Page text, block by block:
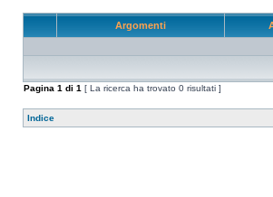
Argomenti
Pagina 1 di 1 [ La ricerca ha trovato 0 risultati ]
Indice